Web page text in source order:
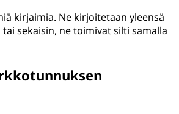
kirjaimia. Ne kirjoitetaan yleensä
sekaisin, ne toimivat silti samalla